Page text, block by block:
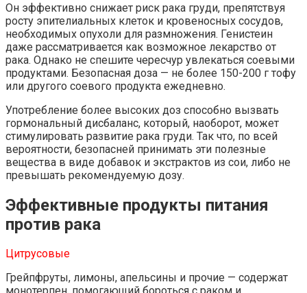
Он эффективно снижает риск рака груди, препятствуя
росту эпителиальных клеток и кровеносных сосудов,
необходимых опухоли для размножения. Генистеин
даже рассматривается как возможное лекарство от
рака. Однако не спешите чересчур увлекаться соевыми
продуктами. Безопасная доза — не более 150-200 г тофу
или другого соевого продукта ежедневно.
Употребление более высоких доз способно вызвать
гормональный дисбаланс, который, наоборот, может
стимулировать развитие рака груди. Так что, по всей
вероятности, безопасней принимать эти полезные
вещества в виде добавок и экстрактов из сои, либо не
превышать рекомендуемую дозу.
Эффективные продукты питания
против рака
Цитрусовые
Грейпфруты, лимоны, апельсины и прочие — содержат